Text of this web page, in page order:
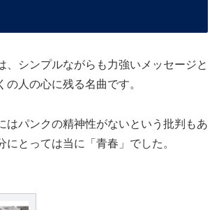
、シンプルながらも力強いメッセージと
の人の心に残る名曲です。
はパンクの精神性がないという批判もあ
にとっては当に「青春」でした。